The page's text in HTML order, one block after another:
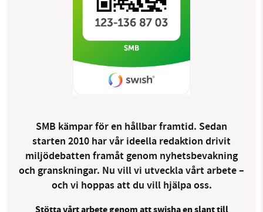
SMB kämpar för en hållbar framtid. Sedan
starten 2010 har vår ideella redaktion drivit
miljödebatten framåt genom nyhetsbevakning
och granskningar. Nu vill vi utveckla vårt arbete –
och vi hoppas att du vill hjälpa oss.